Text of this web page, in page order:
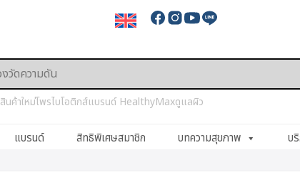
สินค้าใหม่โพรไบโอติกส์แบรนด์ HealthyMaxดูแลผิว
แบรนด์ สิทธิพิเศษสมาชิก บทความสุขภาพ บ